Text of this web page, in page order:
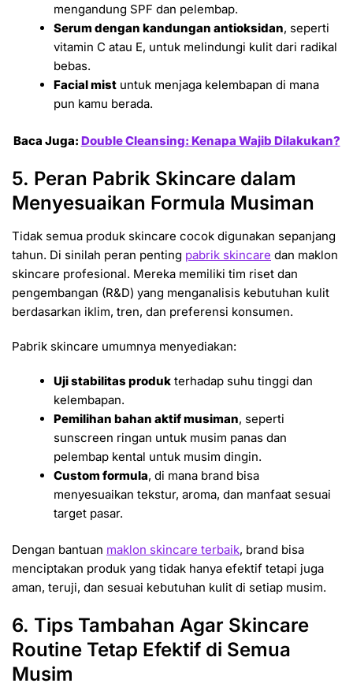
mengandung SPF dan pelembap.
Serum dengan kandungan antioksidan, seperti
vitamin C atau E, untuk melindungi kulit dari radikal
bebas.
Facial mist untuk menjaga kelembapan di mana
pun kamu berada.
Baca Juga: Double Cleansing: Kenapa Wajib Dilakukan?
5. Peran Pabrik Skincare dalam
Menyesuaikan Formula Musiman
Tidak semua produk skincare cocok digunakan sepanjang
tahun. Di sinilah peran penting pabrik skincare dan maklon
skincare profesional. Mereka memiliki tim riset dan
pengembangan (R&D) yang menganalisis kebutuhan kulit
berdasarkan iklim, tren, dan preferensi konsumen.
Pabrik skincare umumnya menyediakan:
Uji stabilitas produk terhadap suhu tinggi dan
kelembapan.
Pemilihan bahan aktif musiman, seperti
sunscreen ringan untuk musim panas dan
pelembap kental untuk musim dingin.
Custom formula, di mana brand bisa
menyesuaikan tekstur, aroma, dan manfaat sesuai
target pasar.
Dengan bantuan maklon skincare terbaik, brand bisa
menciptakan produk yang tidak hanya efektif tetapi juga
aman, teruji, dan sesuai kebutuhan kulit di setiap musim.
6. Tips Tambahan Agar Skincare
Routine Tetap Efektif di Semua
Musim